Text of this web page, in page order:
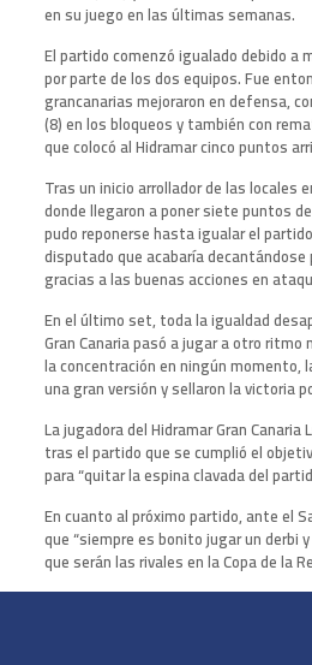
en su juego en las últimas semanas.
El partido comenzó igualado debido a
por parte de los dos equipos. Fue
grancanarias mejoraron en defensa,
(8) en los bloqueos y también con
que colocó al Hidramar cinco puntos
Tras un inicio arrollador de las locales
donde llegaron a poner siete puntos
pudo reponerse hasta igualar el
disputado que acabaría decantándose
gracias a las buenas acciones en
En el último set, toda la igualdad
Gran Canaria pasó a jugar a otro
la concentración en ningún momento,
una gran versión y sellaron la victoria
La jugadora del Hidramar Gran Canaria
tras el partido que se cumplió el
para “quitar la espina clavada del
En cuanto al próximo partido, ante el
que “siempre es bonito jugar un derbi
que serán las rivales en la Copa de la